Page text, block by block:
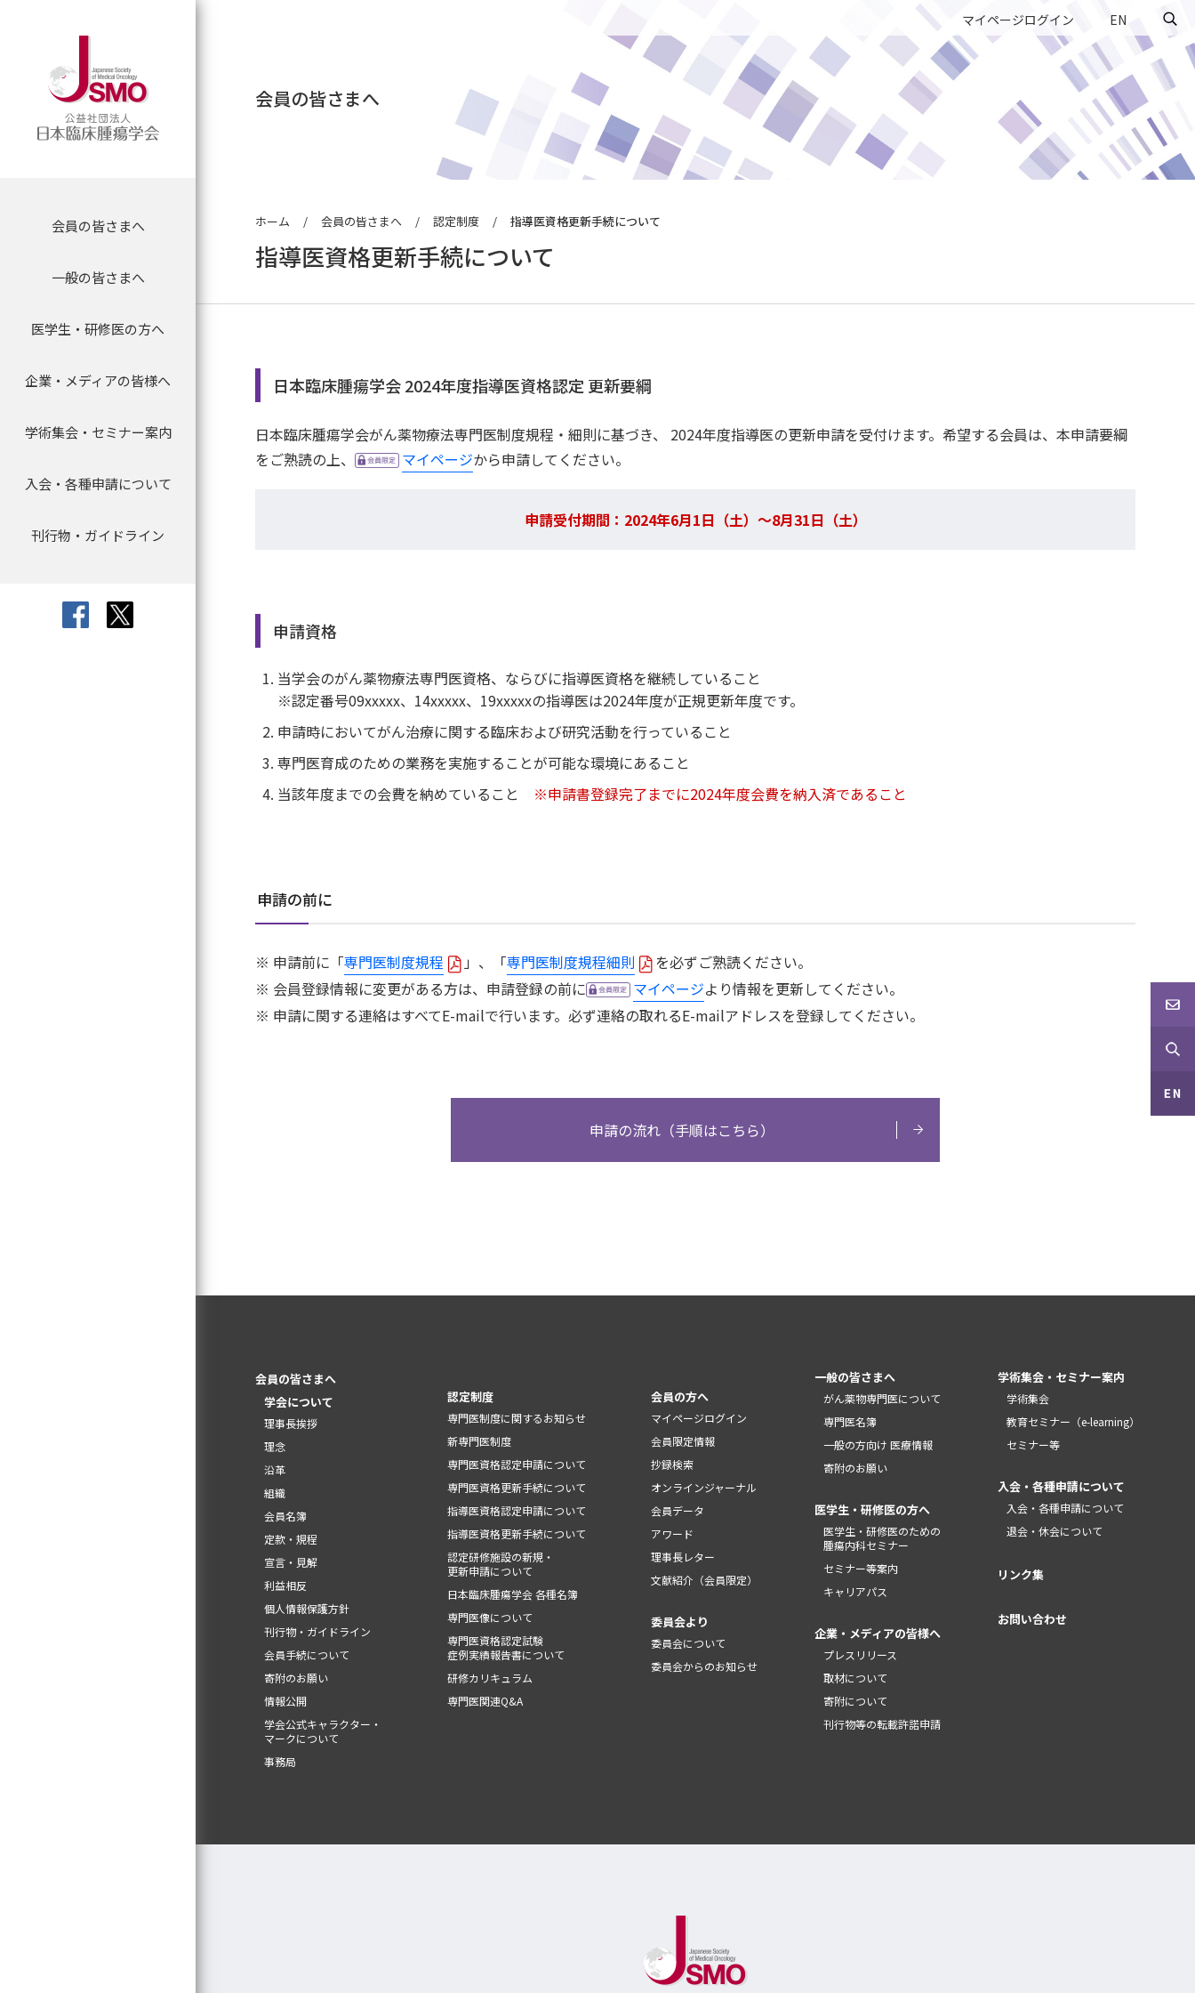
会員の皆さまへ
一般の皆さまへ
医学生・研修医の方へ
企業・メディアの皆様へ
学術集会・セミナー案内
入会・各種申請について
刊行物・ガイドライン
会員の皆さまへ
学会について
認定制度
会員の方へ
委員会より
がん薬物専門医について
専門医名簿
一般の方向け 医療情報
寄附のお願い
医学生・研修医のための
プレスリリース
取材について
寄附について
刊行物等の転載許諾申請
学術集会
教育セミナー（e-learning）
セミナー等
入会・各種申請について
退会・休会について
理事長挨拶
組織
会員名簿
個人情報保護方針
刊行物・ガイドライン
寄附のお願い
学会公式キャラクター・
マークについて
専門医制度に関するお知らせ
専門医資格更新手続について
指導医資格認定申請について
専門医資格認定試験
症例実績報告書について
マイページログイン
オンラインジャーナル
会員データ
委員会について
探したいワードを入力してください
マイページログイン EN
会員の皆さまへ
ホーム 会員の皆さまへ 認定制度 指導医資格更新手続について
指導医資格更新手続について
日本臨床腫瘍学会 2024年度指導医資格認定 更新要綱
日本臨床腫瘍学会がん薬物療法専門医制度規程・細則に基づき、 2024年度指導医の更新申請を受付けます。希望する会員は、本申請要綱
をご熟読の上、
マイページから申請してください。
申請受付期間：2024年6月1日（土）～8月31日（土）
申請資格
当学会のがん薬物療法専門医資格、ならびに指導医資格を継続していること
※認定番号09xxxxx、14xxxxx、19xxxxxの指導医は2024年度が正規更新年度です。
申請時においてがん治療に関する臨床および研究活動を行っていること
専門医育成のための業務を実施することが可能な環境にあること
当該年度までの会費を納めていること ※申請書登録完了までに2024年度会費を納入済であること
申請の前に
申請前に「専門医制度規程 」、「専門医制度規程細則
を必ずご熟読ください。
会員登録情報に変更がある方は、申請登録の前に
マイページより情報を更新してください。
申請に関する連絡はすべてE-mailで行います。必ず連絡の取れるE-mailアドレスを登録してください。
申請の流れ（手順はこちら）
会員の皆さまへ
学会について
理事長挨拶
理念
沿革
組織
会員名簿
定款・規程
宣言・見解
利益相反
個人情報保護方針
刊行物・ガイドライン
会員手続について
寄附のお願い
情報公開
学会公式キャラクター・
マークについて
事務局
認定制度
専門医制度に関するお知らせ
新専門医制度
専門医資格認定申請について
専門医資格更新手続について
指導医資格認定申請について
指導医資格更新手続について
認定研修施設の新規・
更新申請について
日本臨床腫瘍学会 各種名簿
専門医像について
専門医資格認定試験
症例実績報告書について
研修カリキュラム
専門医関連Q&A
会員の方へ
マイページログイン
会員限定情報
抄録検索
オンラインジャーナル
会員データ
アワード
理事長レター
文献紹介（会員限定）
委員会より
委員会について
委員会からのお知らせ
一般の皆さまへ
がん薬物専門医について
専門医名簿
一般の方向け 医療情報
寄附のお願い
医学生・研修医の方へ
医学生・研修医のための
腫瘍内科セミナー
セミナー等案内
キャリアパス
企業・メディアの皆様へ
プレスリリース
取材について
寄附について
刊行物等の転載許諾申請
学術集会・セミナー案内
学術集会
教育セミナー（e-learning）
セミナー等
入会・各種申請について
入会・各種申請について
退会・休会について
リンク集
お問い合わせ